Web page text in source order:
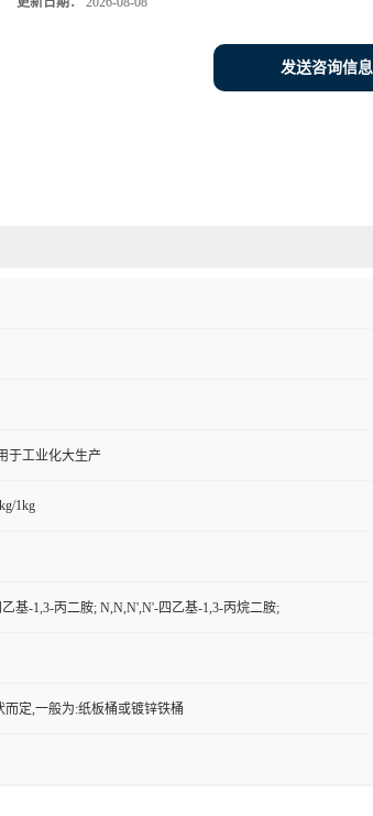
发送咨询信息
于工业化大生产
1kg
乙基-1,3-丙二胺; N,N,N',N'-四乙基-1,3-丙烷二胺;
而定,一般为:纸板桶或镀锌铁桶